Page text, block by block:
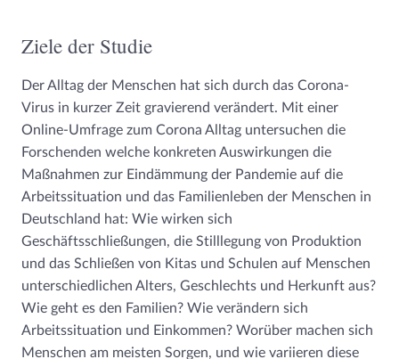
Ziele der Studie
Der Alltag der Menschen hat sich durch das Corona-
Virus in kurzer Zeit gravierend verändert. Mit einer
Online-Umfrage zum Corona Alltag untersuchen die
Forschenden welche konkreten Auswirkungen die
Maßnahmen zur Eindämmung der Pandemie auf die
Arbeitssituation und das Familienleben der Menschen in
Deutschland hat: Wie wirken sich
Geschäftsschließungen, die Stilllegung von Produktion
und das Schließen von Kitas und Schulen auf Menschen
unterschiedlichen Alters, Geschlechts und Herkunft aus?
Wie geht es den Familien? Wie verändern sich
Arbeitssituation und Einkommen? Worüber machen sich
Menschen am meisten Sorgen, und wie variieren diese